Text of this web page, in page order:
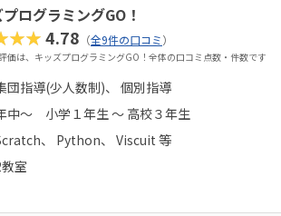
ログラミングGO！
4.78 （全9件の口コミ）
価は、キッズプログラミングGO！全体の口コミ点数・件数です
団指導(少人数制)
個別指導
中～ 小学１年生 ～ 高校３年生
Python Viscuit 等
室